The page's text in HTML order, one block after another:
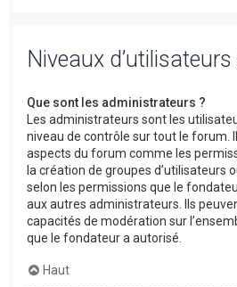
Niveaux
Que sont les administrateurs ?
Les administrateurs sont les
niveau de contrôle sur tout le forum.
aspects du forum comme les
la création de groupes d’utilisateurs
selon les permissions que le
aux autres administrateurs. Ils
capacités de modération sur
que le fondateur a autorisé.
Haut